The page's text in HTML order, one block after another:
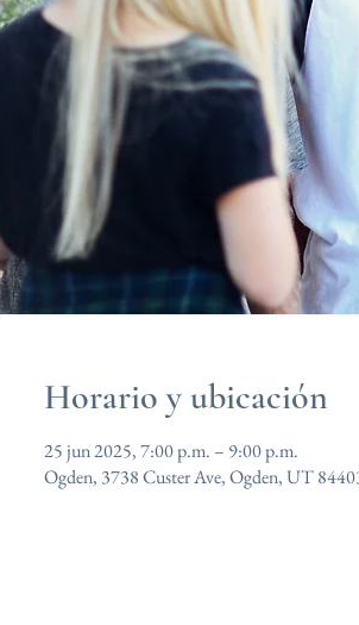
Horario y ubicación
25 jun 2025, 7:00 p.m. – 9:00 p.m.
Ogden, 3738 Custer Ave, Ogden, UT